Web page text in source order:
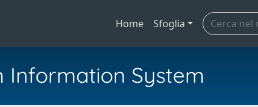
Home Sfoglia
Information System